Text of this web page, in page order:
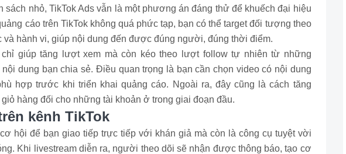
nhỏ, TikTok Ads vẫn là một phương án đáng thử để khuếch đại hiệu
cáo trên TikTok không quá phức tạp, bạn có thể target đối tượng theo
và hành vi, giúp nội dung đến được đúng người, đúng thời điểm.
chỉ giúp tăng lượt xem mà còn kéo theo lượt follow tự nhiên từ những
dung bạn chia sẻ. Điều quan trọng là bạn cần chọn video có nội dung
hợp trước khi triển khai quảng cáo. Ngoài ra, đây cũng là cách tăng
hàng đối cho những tài khoản ở trong giai đoạn đầu.
kênh TikTok
hội để bạn giao tiếp trực tiếp với khán giả mà còn là công cụ tuyệt vời
Khi livestream diễn ra, người theo dõi sẽ nhận được thông báo, tạo cơ